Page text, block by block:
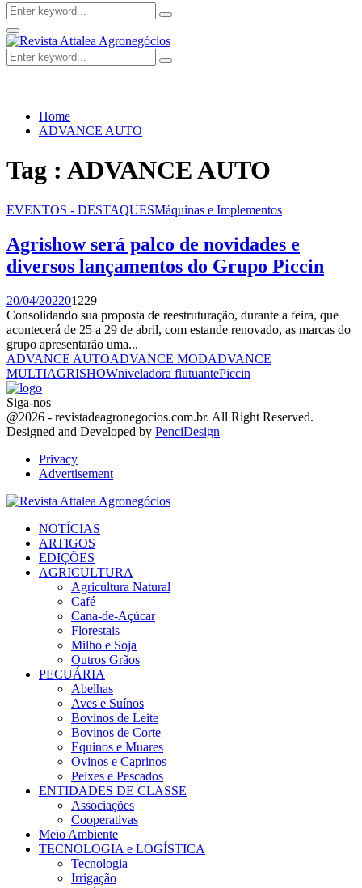
Search
for:
Search
Facebook
Twitter
Instagram
Linkedin
Youtube
Email
Primary
Menu
Search
for:
Search
Home
ADVANCE AUTO
Tag : ADVANCE AUTO
EVENTOS - DESTAQUESMáquinas e Implementos
Agrishow será palco de novidades e
diversos lançamentos do Grupo Piccin
20/04/202201229
Consolidando sua proposta de reestruturação, durante a feira, que
acontecerá de 25 a 29 de abril, com estande renovado, as marcas do
grupo apresentarão uma...
ADVANCE AUTOADVANCE MODADVANCE
MULTIAGRISHOWniveladora flutuantePiccin
Siga-nos
Facebook
Twitter
Instagram
Linkedin
Youtube
Email
@2026 - revistadeagronegocios.com.br. All Right Reserved.
Designed and Developed by PenciDesign
Privacy
Advertisement
NOTÍCIAS
ARTIGOS
EDIÇÕES
AGRICULTURA
Agricultura Natural
Café
Cana-de-Açúcar
Florestais
Milho e Soja
Outros Grãos
PECUÁRIA
Abelhas
Aves e Suínos
Bovinos de Leite
Bovinos de Corte
Equinos e Muares
Ovinos e Caprinos
Peixes e Pescados
ENTIDADES DE CLASSE
Associações
Cooperativas
Meio Ambiente
TECNOLOGIA e LOGÍSTICA
Tecnologia
Irrigação